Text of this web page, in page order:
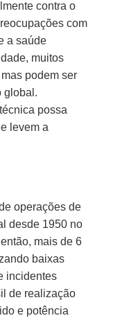
contra o
com
a saúde
muitos
podem ser
global.
possa
levem a
operações de
desde 1950 no
mais de 6
baixas
incidentes
de realização
e potência